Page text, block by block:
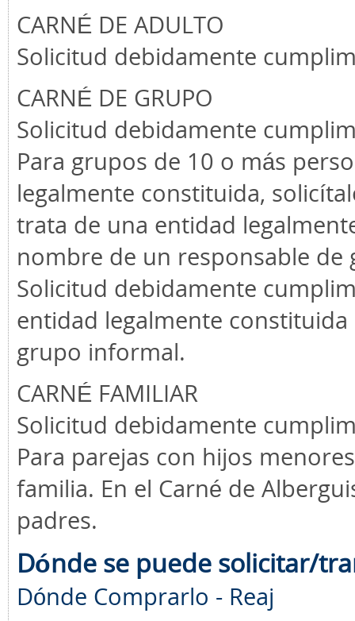
CARNÉ DE ADULTO
Solicitud debidamente
CARNÉ DE GRUPO
Solicitud debidamente
Para grupos de 10 o más
legalmente constituida,
trata de una entidad
nombre de un responsable de
Solicitud debidamente
entidad legalmente
grupo informal.
CARNÉ FAMILIAR
Solicitud debidamente
Para parejas con hijos
familia. En el Carné de
padres.
Dónde se puede solicitar/
Dónde Comprarlo - Reaj